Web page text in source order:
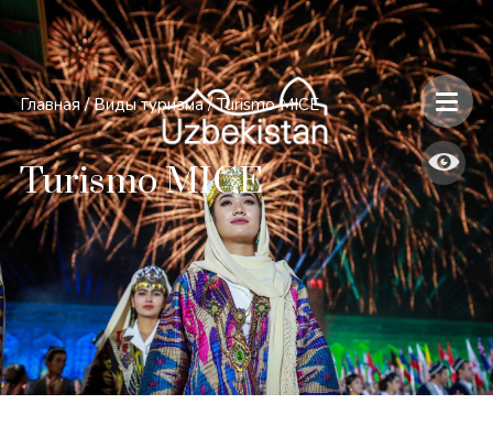
Главная / Виды туризма / Turismo MICE
Turismo MICE